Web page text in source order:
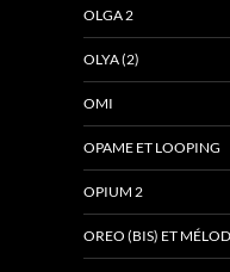
OLGA 2
OLYA (2)
OMI
OPAME ET LOOPING
OPIUM 2
OREO (BIS) ET